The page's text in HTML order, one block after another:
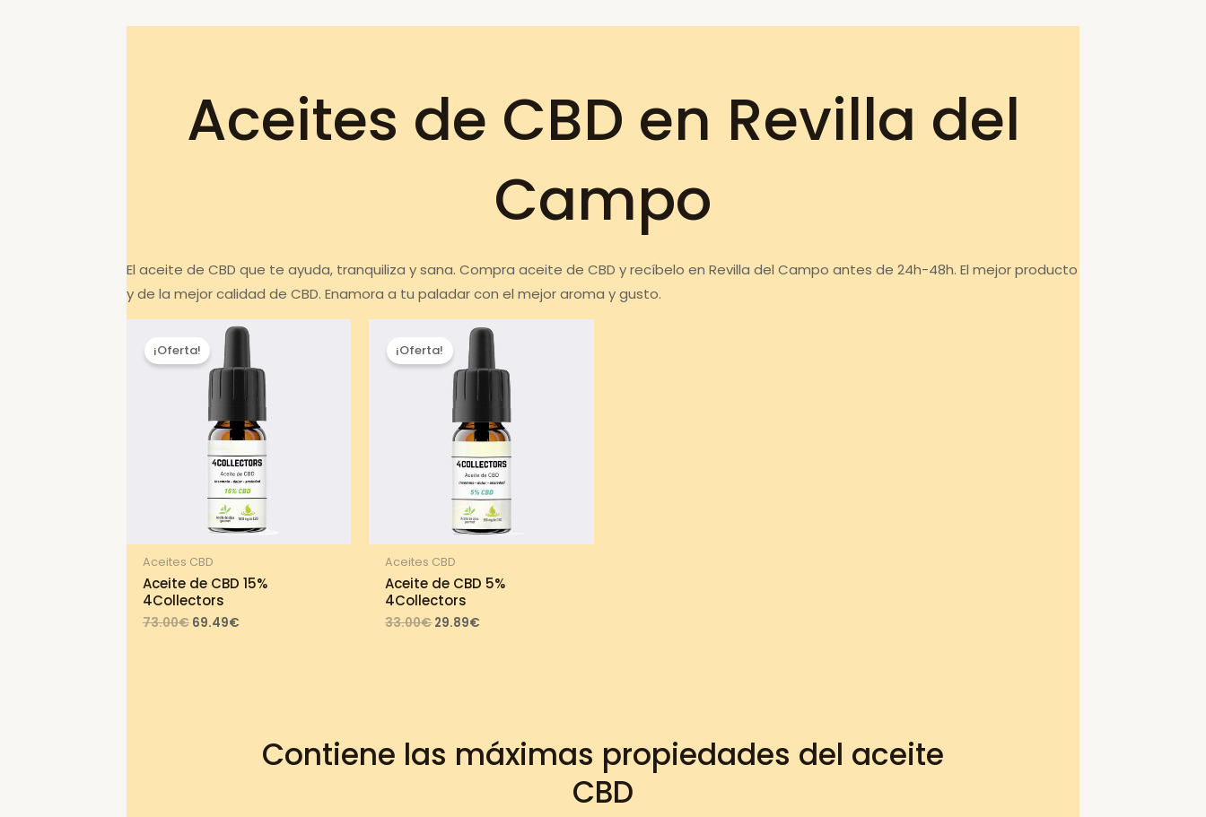
Aceites de CBD en Revilla del
Campo
El aceite de CBD que te ayuda, tranquiliza y sana. Compra aceite de CBD y recíbelo en Revilla del Campo antes de 24h-48h. El mejor producto
y de la mejor calidad de CBD. Enamora a tu paladar con el mejor aroma y gusto.
¡Oferta!
Aceites CBD
Aceite de CBD 15%
4Collectors
73.00€ Original
69.49€Current
¡Oferta!
Aceites CBD
Aceite de CBD 5%
4Collectors
33.00€Original
29.89€
Contiene las máximas propiedades del aceite
CBD